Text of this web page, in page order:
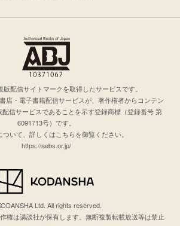
版配信サイトマークを取得したサービスです。
店・電子書籍配信サービスが、著作権者からコンテン
信サービスであることを示す登録商標（登録番号 第
6091713号）です。
いて、詳しくはこちらを御覧ください。
https://aebs.or.jp/
Ltd. All rights reserved.
権は講談社が保有します。無断複製転載放送等は禁止